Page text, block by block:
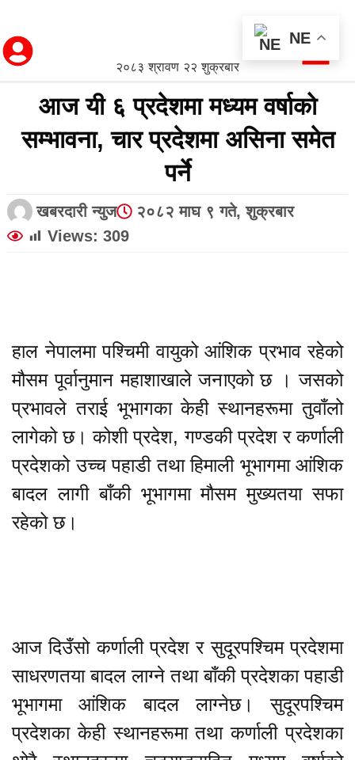
२०८३ श्रावण २२ शुक्रबार
आज यी ६ प्रदेशमा मध्यम वर्षाको
सम्भावना, चार प्रदेशमा असिना समेत
पर्ने
खबरदारी न्युज
२०८२ माघ ९ गते, शुक्रबार
Views: 309
हाल नेपालमा पश्चिमी वायुको आंशिक प्रभाव रहेको
मौसम पूर्वानुमान महाशाखाले जनाएको छ । जसको
प्रभावले तराई भूभागका केही स्थानहरूमा तुवाँलो
लागेको छ। कोशी प्रदेश, गण्डकी प्रदेश र कर्णाली
प्रदेशको उच्च पहाडी तथा हिमाली भूभागमा आंशिक
बादल लागी बाँकी भूभागमा मौसम मुख्यतया सफा
रहेको छ।
आज दिउँसो कर्णाली प्रदेश र सुदूरपश्चिम प्रदेशमा
साधरणतया बादल लाग्ने तथा बाँकी प्रदेशका पहाडी
भूभागमा आंशिक बादल लाग्नेछ। सुदूरपश्चिम
प्रदेशका केही स्थानहरूमा तथा कर्णाली प्रदेशका
NE